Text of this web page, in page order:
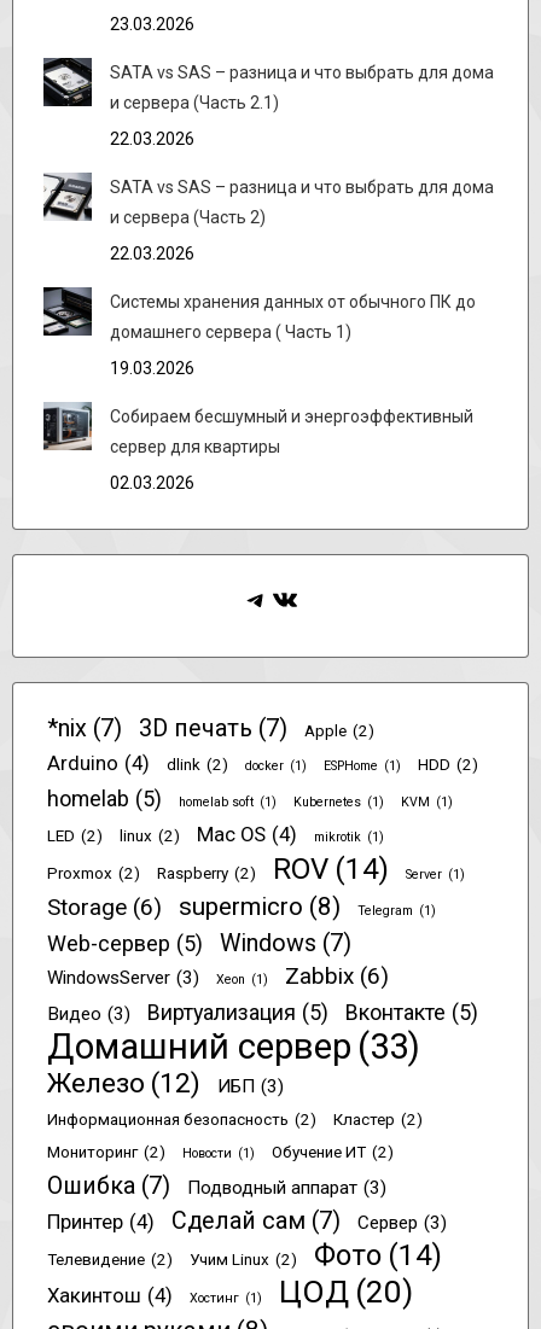
23.03.2026
SATA vs SAS – разница и что выбрать для дома
и сервера (Часть 2.1)
22.03.2026
SATA vs SAS – разница и что выбрать для дома
и сервера (Часть 2)
22.03.2026
Системы хранения данных от обычного ПК до
домашнего сервера ( Часть 1)
19.03.2026
Собираем бесшумный и энергоэффективный
сервер для квартиры
02.03.2026
Telegram
ВКонтакте
*nix (7) 3D печать (7) Apple (2)
Arduino (4) dlink (2) docker (1) ESPHome (1) HDD (2)
homelab (5) homelab soft (1) Kubernetes (1) KVM (1)
LED (2) linux (2) Mac OS (4) mikrotik (1)
Proxmox (2) Raspberry (2) ROV (14) Server (1)
Storage (6) supermicro (8) Telegram (1)
Web-сервер (5) Windows (7)
WindowsServer (3) Xeon (1) Zabbix (6)
Видео (3) Виртуализация (5) Вконтакте (5)
Домашний сервер (33)
Железо (12) ИБП (3)
Информационная безопасность (2) Кластер (2)
Мониторинг (2) Новости (1) Обучение ИТ (2)
Ошибка (7) Подводный аппарат (3)
Принтер (4) Сделай сам (7) Сервер (3)
Телевидение (2) Учим Linux (2) Фото (14)
Хакинтош (4) Хостинг (1) ЦОД (20)